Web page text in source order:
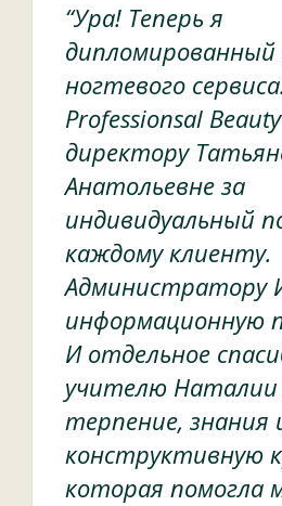
“Ура! Теперь я
ногтевого
Professionsal
директору
Анатольевне за
индивидуальный
каждому клиенту.
Администратору
информационную
И отдельное
учителю Наталии
терпение, знания
конструктивную
которая помогла